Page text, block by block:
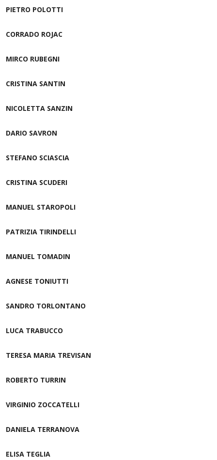
PIETRO POLOTTI
CORRADO ROJAC
MIRCO RUBEGNI
CRISTINA SANTIN
NICOLETTA SANZIN
DARIO SAVRON
STEFANO SCIASCIA
CRISTINA SCUDERI
MANUEL STAROPOLI
PATRIZIA TIRINDELLI
MANUEL TOMADIN
AGNESE TONIUTTI
SANDRO TORLONTANO
LUCA TRABUCCO
TERESA MARIA TREVISAN
ROBERTO TURRIN
VIRGINIO ZOCCATELLI
DANIELA TERRANOVA
ELISA TEGLIA